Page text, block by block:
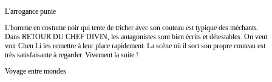
L'arrogance punie
L'homme en costume noir qui tente de tricher avec son couteau est typique des méchants.
Dans RETOUR DU CHEF DIVIN, les antagonistes sont bien écrits et détestables. On veut
voir Chen Li les remettre à leur place rapidement. La scène où il sort son propre couteau est
très satisfaisante à regarder. Vivement la suite !
Voyage entre mondes